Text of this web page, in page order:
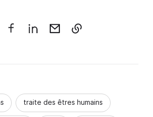
traite des êtres humains